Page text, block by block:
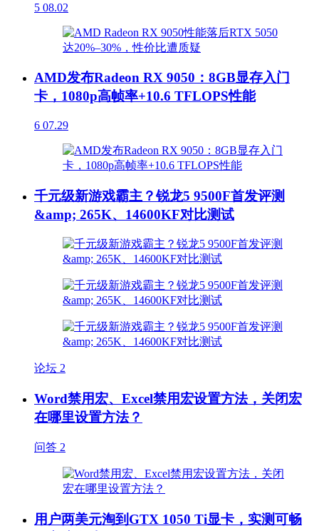
5 08.02
AMD发布Radeon RX 9050：8GB显存入门
卡，1080p高帧率+10.6 TFLOPS性能
6 07.29
千元级新游戏霸主？锐龙5 9500F首发评测
&amp; 265K、14600KF对比测试
论坛 2
Word禁用宏、Excel禁用宏设置方法，关闭宏
在哪里设置方法？
问答 2
用户两美元淘到GTX 1050 Ti显卡，实测可畅